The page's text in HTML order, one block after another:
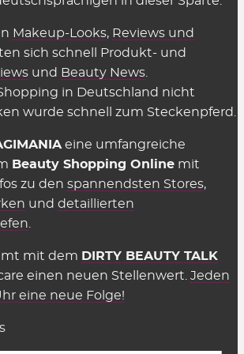
wie der
oder shop-individuelle
Übersicht anbieten und täglich
eine Provision zahlen,
Kriterien eingehalten werden.
Teil des üblichen Marketing-
nicht auf den Preis
(Stichwort: Affiliate-Marketing).
für alles in den
Bücher, Magazine sowie
Makeup-Looks, Reviews und
sich schnell Produkt- und
und Beauty News.
in Deutschland nicht
wurde schnell zum Steckenpferd.
eine umfangreiche
Beauty Shopping Online mit
zu den spannendsten Stores,
und detaillierten
.
mit dem DIRTY BEAUTY TALK
einen neuen Stellenwert. Jeden
eine neue Folge!